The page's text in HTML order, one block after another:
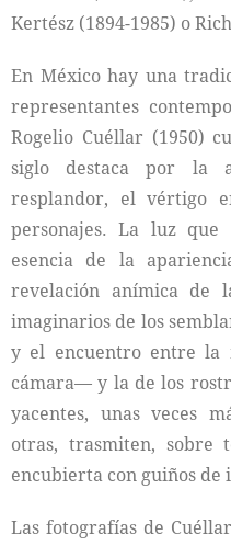
Kertész (1894-1985) o
En México hay una
representantes
Rogelio Cuéllar (1950)
siglo destaca por la
resplandor, el vértigo
personajes. La luz que
esencia de la
revelación anímica de
imaginarios de los
y el encuentro entre
cámara— y la de los
yacentes, unas veces
otras, trasmiten, sobre
encubierta con guiños
Las fotografías de